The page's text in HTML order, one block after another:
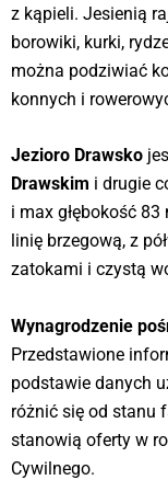
z kąpieli. Jesienią
borowiki, kurki,
można podziwiać
konnych i
Jezioro Drawsko
Drawskim i drugie
i max głębokość
linię brzegową, z
zatokami i czystą
Wynagrodzenie
Przedstawione
podstawie danych
różnić się od stanu
stanowią oferty w
Cywilnego.